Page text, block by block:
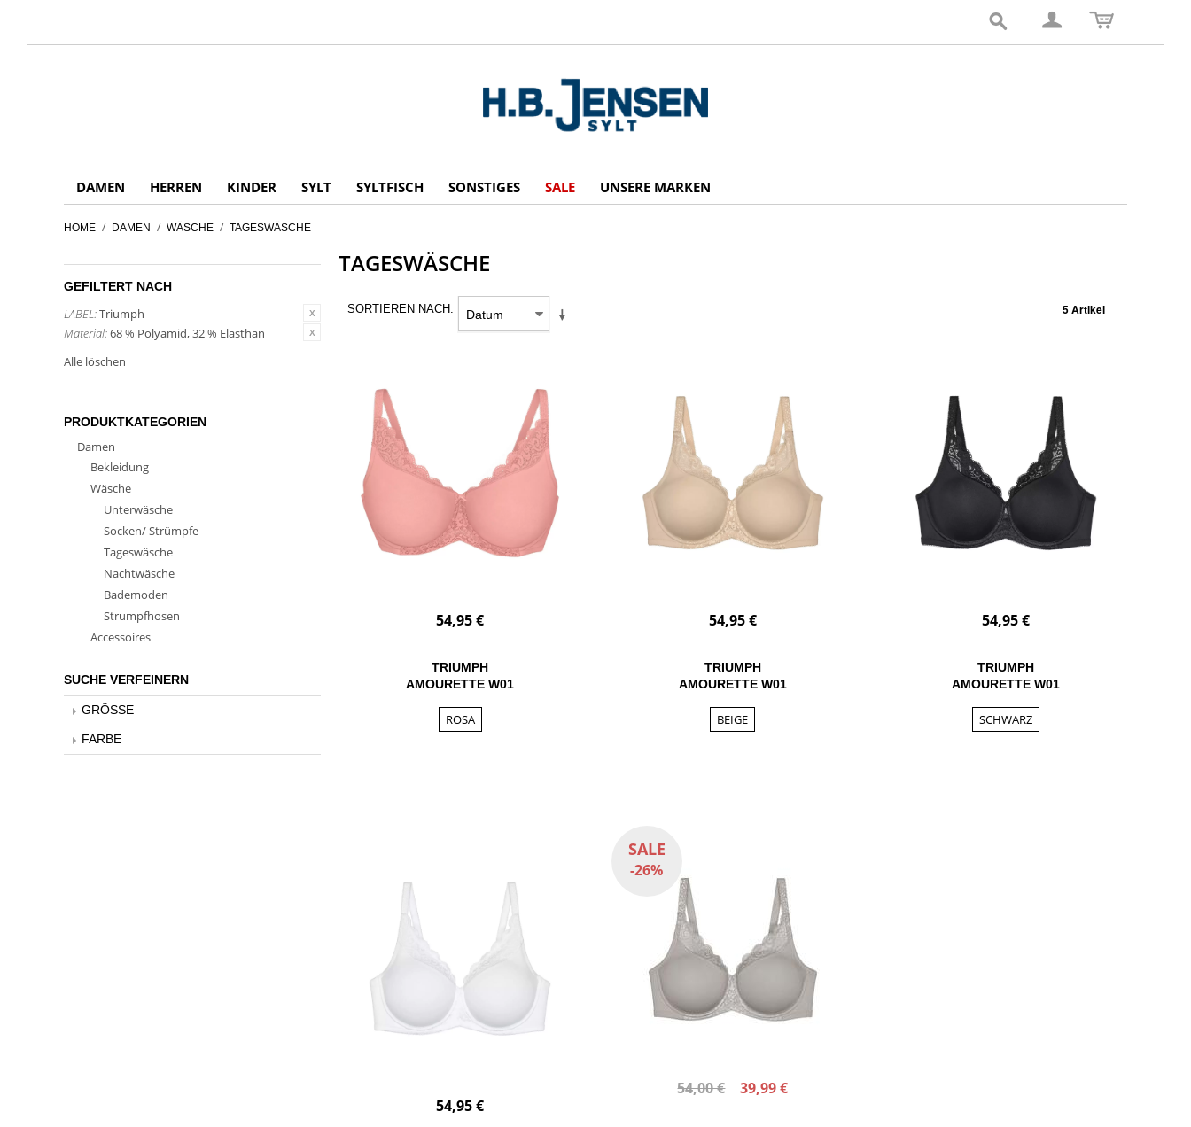
DAMEN HERREN KINDER SYLT SYLTFISCH SONSTIGES SALE UNSERE MARKEN
HOME / DAMEN / WÄSCHE / TAGESWÄSCHE
GEFILTERT NACH
LABEL:Triumph
Material:68 % Polyamid, 32 % Elasthan
Alle löschen
PRODUKTKATEGORIEN
Damen
Bekleidung
Wäsche
Unterwäsche
Socken/ Strümpfe
Tageswäsche
Nachtwäsche
Bademoden
Strumpfhosen
Accessoires
SUCHE VERFEINERN
GRÖSSE
FARBE
TAGESWÄSCHE
SORTIEREN NACH 5 Artikel
54,95 €
TRIUMPH
AMOURETTE W01
ROSA
54,95 €
TRIUMPH
AMOURETTE W01
BEIGE
54,95 €
TRIUMPH
AMOURETTE W01
SCHWARZ
54,95 €
SALE
-26%
54,00 € 39,99 €